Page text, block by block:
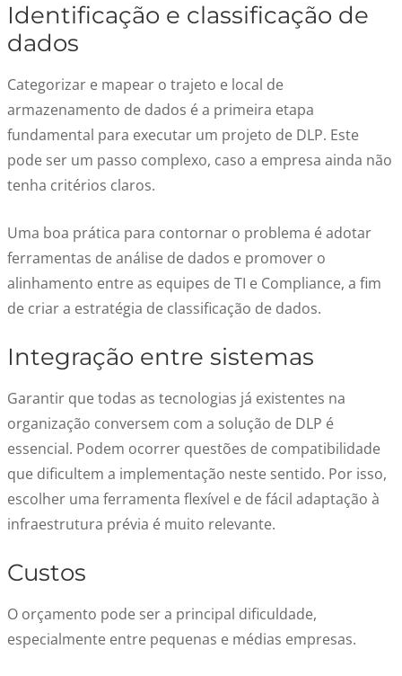
Identificação e classificação de
dados
Categorizar e mapear o trajeto e local de
armazenamento de dados é a primeira etapa
fundamental para executar um projeto de DLP. Este
pode ser um passo complexo, caso a empresa ainda não
tenha critérios claros.
Uma boa prática para contornar o problema é adotar
ferramentas de análise de dados e promover o
alinhamento entre as equipes de TI e Compliance, a fim
de criar a estratégia de classificação de dados.
Integração entre sistemas
Garantir que todas as tecnologias já existentes na
organização conversem com a solução de DLP é
essencial. Podem ocorrer questões de compatibilidade
que dificultem a implementação neste sentido. Por isso,
escolher uma ferramenta flexível e de fácil adaptação à
infraestrutura prévia é muito relevante.
Custos
O orçamento pode ser a principal dificuldade,
especialmente entre pequenas e médias empresas.